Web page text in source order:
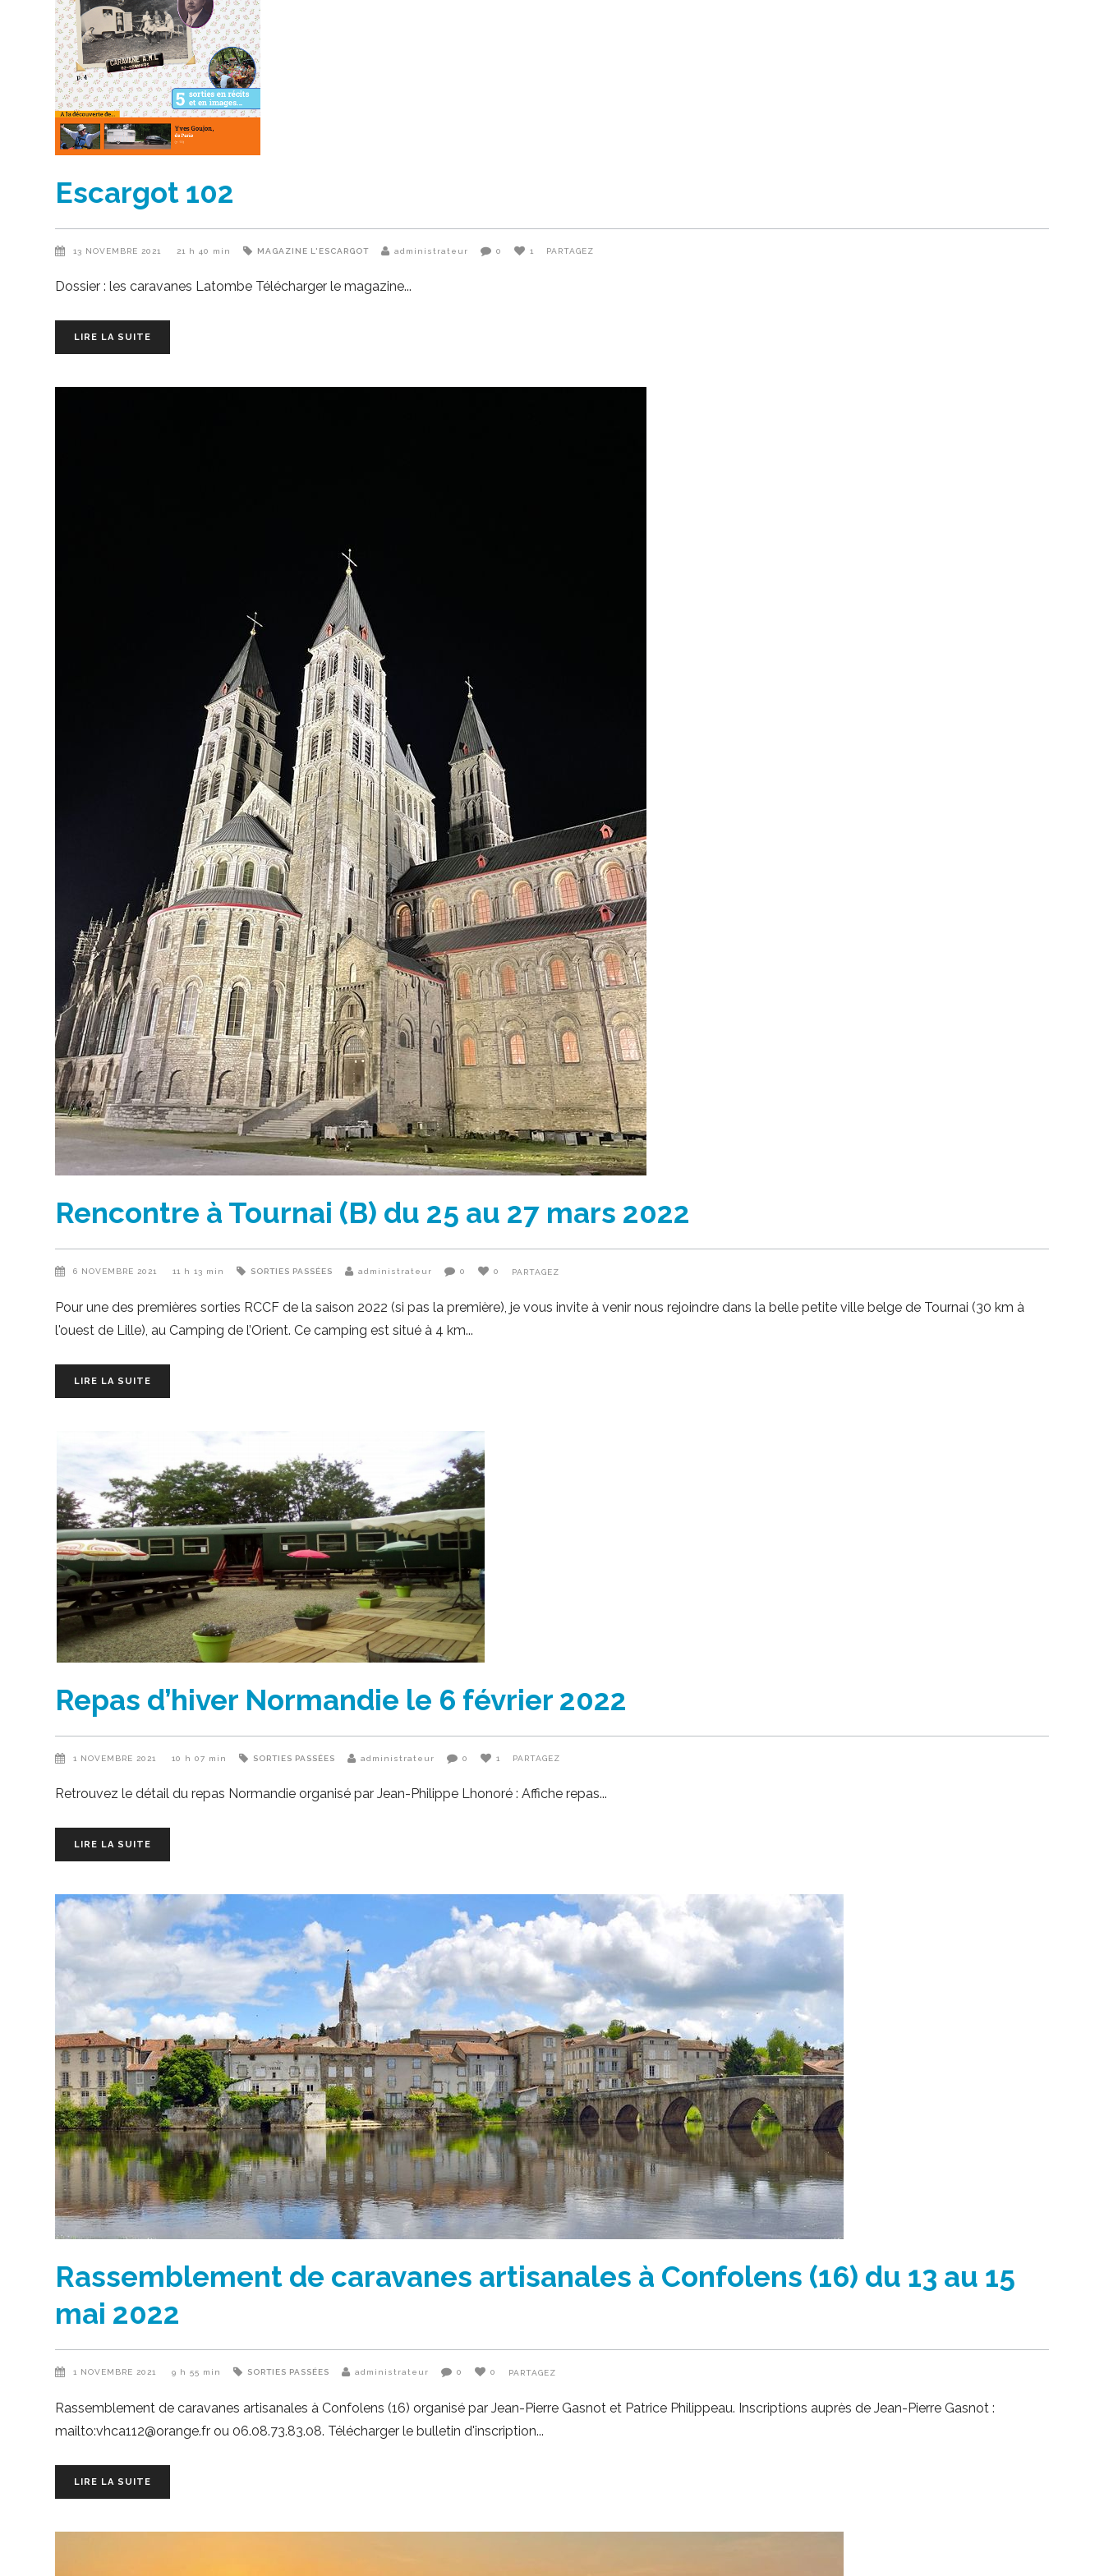
Escargot 102
13 NOVEMBRE 2021 21 h 40 min MAGAZINE L'ESCARGOT administrateur 0 1 PARTAGEZ
Dossier : les caravanes Latombe Télécharger le magazine
LIRE LA SUITE
Rencontre à Tournai (B) du 25 au 27 mars 2022
6 NOVEMBRE 2021 11 h 13 min SORTIES PASSÉES administrateur 0 0 PARTAGEZ
Pour une des premières sorties RCCF de la saison 2022 (si pas la première), je vous invite à venir nous rejoindre dans la belle petite ville belge de Tournai (30 km à
l'ouest de Lille), au Camping de l’Orient. Ce camping est situé à 4 km
LIRE LA SUITE
Repas d’hiver Normandie le 6 février 2022
1 NOVEMBRE 2021 10 h 07 min SORTIES PASSÉES administrateur 0 1 PARTAGEZ
Retrouvez le détail du repas Normandie organisé par Jean-Philippe Lhonoré : Affiche repas
LIRE LA SUITE
Rassemblement de caravanes artisanales à Confolens (16) du 13 au 15
mai 2022
1 NOVEMBRE 2021 9 h 55 min SORTIES PASSÉES administrateur 0 0 PARTAGEZ
Rassemblement de caravanes artisanales à Confolens (16) organisé par Jean-Pierre Gasnot et Patrice Philippeau. Inscriptions auprès de Jean-Pierre Gasnot :
mailto:vhca112@orange.fr ou 06.08.73.83.08. Télécharger le bulletin d'inscription
LIRE LA SUITE